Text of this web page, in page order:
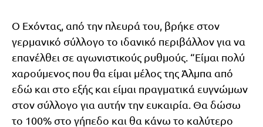
Ο Εχόντας, από την πλευρά του, βρήκε στον
γερμανικό σύλλογο το ιδανικό περιβάλλον για να
επανέλθει σε αγωνιστικούς ρυθμούς. “Είμαι πολύ
χαρούμενος που θα είμαι μέλος της Άλμπα από
εδώ και στο εξής και είμαι πραγματικά ευγνώμων
στον σύλλογο για αυτήν την ευκαιρία. Θα δώσω
το 100% στο γήπεδο και θα κάνω το καλύτερο